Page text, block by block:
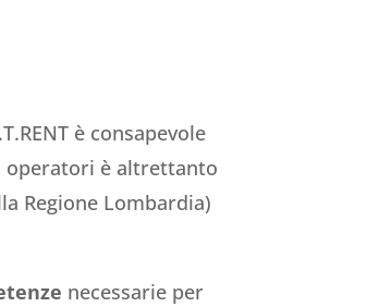
è consapevole
operatori è altrettanto
Regione Lombardia)
necessarie per